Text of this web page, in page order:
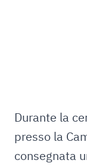
Durante la
presso la
consegnata